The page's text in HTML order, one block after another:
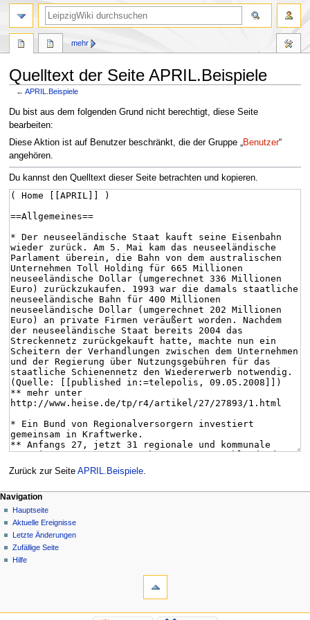
Quelltext der Seite APRIL.Beispiele
←APRIL.Beispiele
Zur
Navigation
springen
Zur
Suche
springen
Du bist aus dem folgenden Grund nicht berechtigt, diese Seite
bearbeiten:
Diese Aktion ist auf Benutzer beschränkt, die der Gruppe „Benutzer“
angehören.
Du kannst den Quelltext dieser Seite betrachten und kopieren.
Zurück zur Seite APRIL.Beispiele.
mehr
Navigation
Hauptseite
Aktuelle Ereignisse
Letzte Änderungen
Zufällige Seite
Hilfe